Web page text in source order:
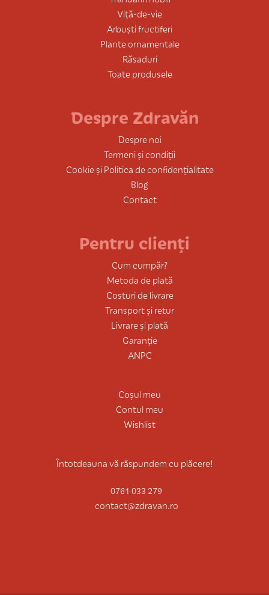
Viță-de-vie
Arbuști fructiferi
Plante ornamentale
Răsaduri
Toate produsele
Despre Zdravăn
Despre noi
Termeni și condiții
Cookie și Politica de confidențialitate
Blog
Contact
Pentru clienți
Cum cumpăr?
Metoda de plată
Costuri de livrare
Transport și retur
Livrare și plată
Garanție
ANPC
Coșul meu
Contul meu
Wishlist
Întotdeauna vă răspundem cu plăcere!
0761 033 279
contact@zdravan.ro